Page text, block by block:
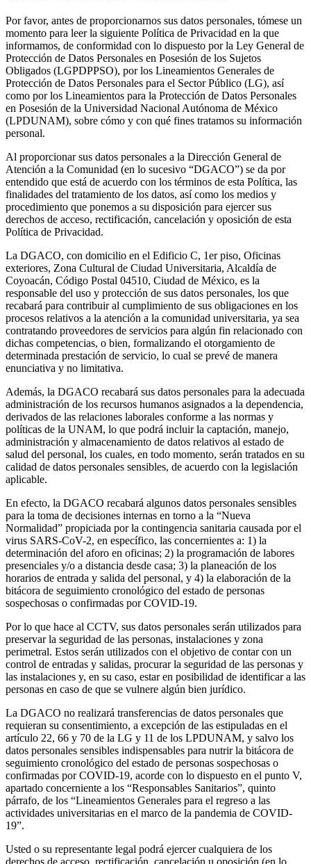
Por favor, antes de proporcionarnos sus datos personales, tómese un
momento para leer la siguiente Política de Privacidad en la que
informamos, de conformidad con lo dispuesto por la Ley General de
Protección de Datos Personales en Posesión de los Sujetos
Obligados (LGPDPPSO), por los Lineamientos Generales de
Protección de Datos Personales para el Sector Público (LG), así
como por los Lineamientos para la Protección de Datos Personales
en Posesión de la Universidad Nacional Autónoma de México
(LPDUNAM), sobre cómo y con qué fines tratamos su información
personal.
Al proporcionar sus datos personales a la Dirección General de
Atención a la Comunidad (en lo sucesivo “DGACO”) se da por
entendido que está de acuerdo con los términos de esta Política, las
finalidades del tratamiento de los datos, así como los medios y
procedimiento que ponemos a su disposición para ejercer sus
derechos de acceso, rectificación, cancelación y oposición de esta
Política de Privacidad.
La DGACO, con domicilio en el Edificio C, 1er piso, Oficinas
exteriores, Zona Cultural de Ciudad Universitaria, Alcaldía de
Coyoacán, Código Postal 04510, Ciudad de México, es la
responsable del uso y protección de sus datos personales, los que
recabará para contribuir al cumplimiento de sus obligaciones en los
procesos relativos a la atención a la comunidad universitaria, ya sea
contratando proveedores de servicios para algún fin relacionado con
dichas competencias, o bien, formalizando el otorgamiento de
determinada prestación de servicio, lo cual se prevé de manera
enunciativa y no limitativa.
Además, la DGACO recabará sus datos personales para la adecuada
administración de los recursos humanos asignados a la dependencia,
derivados de las relaciones laborales conforme a las normas y
políticas de la UNAM, lo que podrá incluir la captación, manejo,
administración y almacenamiento de datos relativos al estado de
salud del personal, los cuales, en todo momento, serán tratados en su
calidad de datos personales sensibles, de acuerdo con la legislación
aplicable.
En efecto, la DGACO recabará algunos datos personales sensibles
para la toma de decisiones internas en torno a la “Nueva
Normalidad” propiciada por la contingencia sanitaria causada por el
virus SARS-CoV-2, en específico, las concernientes a: 1) la
determinación del aforo en oficinas; 2) la programación de labores
presenciales y/o a distancia desde casa; 3) la planeación de los
horarios de entrada y salida del personal, y 4) la elaboración de la
bitácora de seguimiento cronológico del estado de personas
sospechosas o confirmadas por COVID-19.
Por lo que hace al CCTV, sus datos personales serán utilizados para
preservar la seguridad de las personas, instalaciones y zona
perimetral. Estos serán utilizados con el objetivo de contar con un
control de entradas y salidas, procurar la seguridad de las personas y
las instalaciones y, en su caso, estar en posibilidad de identificar a las
personas en caso de que se vulnere algún bien jurídico.
La DGACO no realizará transferencias de datos personales que
requieran su consentimiento, a excepción de las estipuladas en el
artículo 22, 66 y 70 de la LG y 11 de los LPDUNAM, y salvo los
datos personales sensibles indispensables para nutrir la bitácora de
seguimiento cronológico del estado de personas sospechosas o
confirmadas por COVID-19, acorde con lo dispuesto en el punto V,
apartado concerniente a los “Responsables Sanitarios”, quinto
párrafo, de los “Lineamientos Generales para el regreso a las
actividades universitarias en el marco de la pandemia de COVID-
19”.
Usted o su representante legal podrá ejercer cualquiera de los